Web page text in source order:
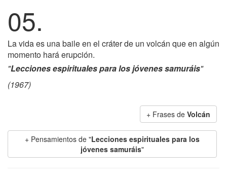
05.
La vida es una baile en el cráter de un volcán que en algún
momento hará erupción.
"Lecciones espirituales para los jóvenes samuráis"
(1967)
+ Frases de Volcán
+ Pensamientos de "Lecciones espirituales para los
jóvenes samuráis"